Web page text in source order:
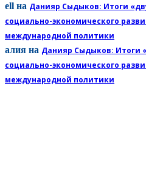
ell на Данияр Сыдыков: Итоги
социально-экономического
международной политики
алия на Данияр Сыдыков: Итоги
социально-экономического
международной политики